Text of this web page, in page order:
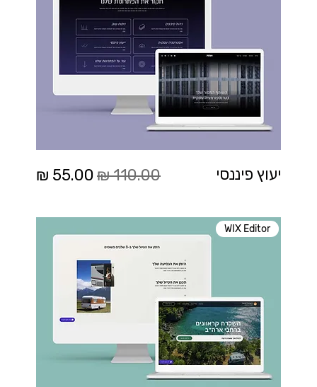
יעוץ פיננסי מחיר רגיל מחיר מבצע
WIX Editor